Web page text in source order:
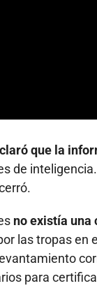
que la
de
no existía una
las tropas en
para